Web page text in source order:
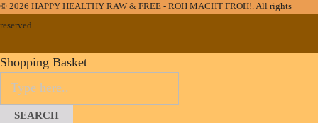
© 2026 HAPPY HEALTHY RAW & FREE - ROH MACHT FROH!. All rights
reserved.
Shopping Basket